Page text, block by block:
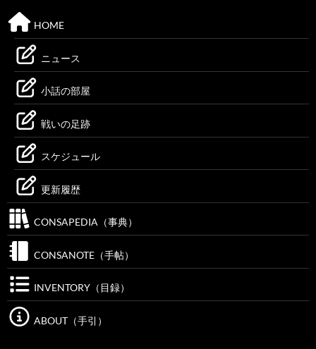
HOME
ニュース
小話の部屋
戦いの足跡
スケジュール
更新履歴
CONSAPEDIA（事典）
CONSANOTE（手帖）
INVENTORY（目録）
ABOUT（手引）